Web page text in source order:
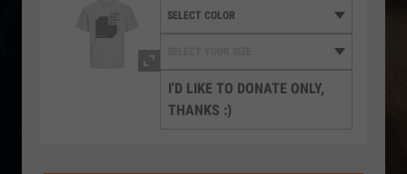
I'D LIKE TO DONATE ONLY,
THANKS :)